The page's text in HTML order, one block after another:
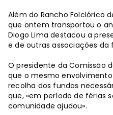
Além do Rancho Folclórico
que ontem transportou o
Diogo Lima destacou a
e de outras associações da
O presidente da Comissão
que o mesmo
recolha dos fundos
que, «em período de férias
comunidade ajudou».